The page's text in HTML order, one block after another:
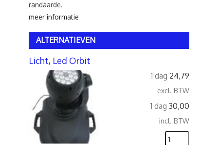
randaarde.
meer informatie
ALTERNATIEVEN
Licht, Led Orbit
1 dag 24,79
excl. BTW
1 dag 30,00
incl. BTW